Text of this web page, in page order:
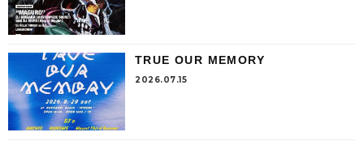
TRUE OUR MEMORY
2026.07.15